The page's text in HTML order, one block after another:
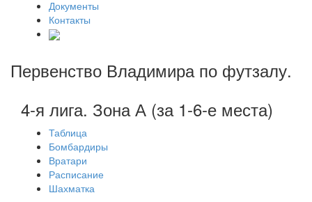
Документы
Контакты
Первенство Владимира по футзалу.
4-я лига. Зона А (за 1-6-е места)
Таблица
Бомбардиры
Вратари
Расписание
Шахматка